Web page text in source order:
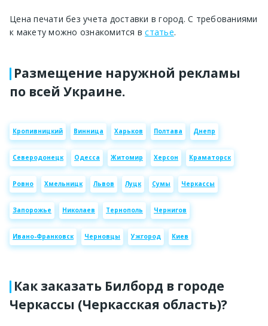
Цена печати без учета доставки в город. С требованиями
к макету можно ознакомится встатье.
Размещение наружной рекламы
по всей Украине.
Кропивницкий Винница Харьков Полтава Днепр
Северодонецк Одесса Житомир Херсон Краматорск
Ровно Хмельницк Львов Луцк Сумы Черкассы
Запорожье Николаев Тернополь Чернигов
Ивано-Франковск Черновцы Ужгород Киев
Как заказать Билборд в городе
Черкассы (Черкасская область)?